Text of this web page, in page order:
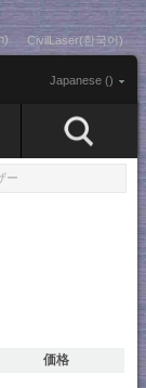
CivilLaser(한국어)
Japanese ()
ー
価格